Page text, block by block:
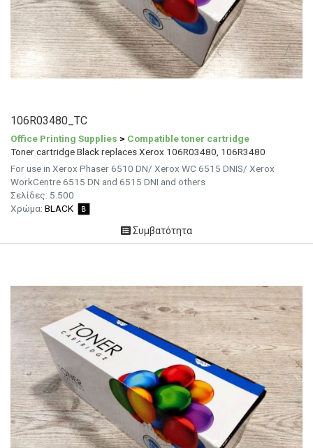
106R03480_TC
Office Printing Supplies > Compatible toner cartridge
Toner cartridge Black replaces Xerox 106R03480, 106R3480
For use in Xerox Phaser 6510 DN/ Xerox WC 6515 DNIS/ Xerox
WorkCentre 6515 DN and 6515 DNI and others
Σελίδες: 5.500
Χρώμα: BLACK
Συμβατότητα